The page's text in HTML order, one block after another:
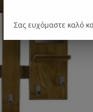
Σας ευχόμαστε καλό